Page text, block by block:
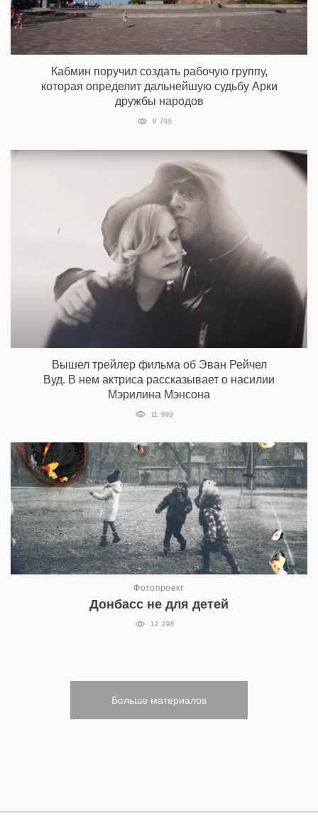
Кабмин поручил создать рабочую группу,
которая определит дальнейшую судьбу Арки
дружбы народов
9 785
Вышел трейлер фильма об Эван Рейчел
Вуд. В нем актриса рассказывает о насилии
Мэрилина Мэнсона
11 999
Фотопроект
Донбасс не для детей
12 298
Больше материалов